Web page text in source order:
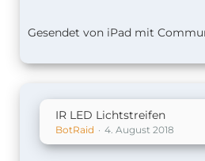
Gesendet von iPad mit
IR LED Lichtstreifen
BotRaid 4. August 2018